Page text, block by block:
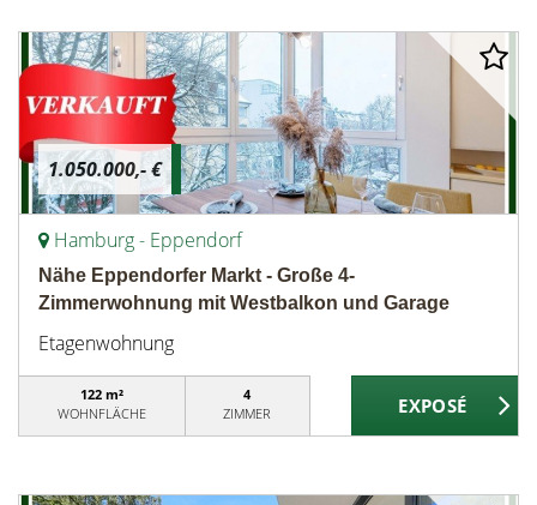
1.050.000,- €
Hamburg - Eppendorf
Nähe Eppendorfer Markt - Große 4-
Zimmerwohnung mit Westbalkon und Garage
Etagenwohnung
122 m²
WOHNFLÄCHE
4
ZIMMER